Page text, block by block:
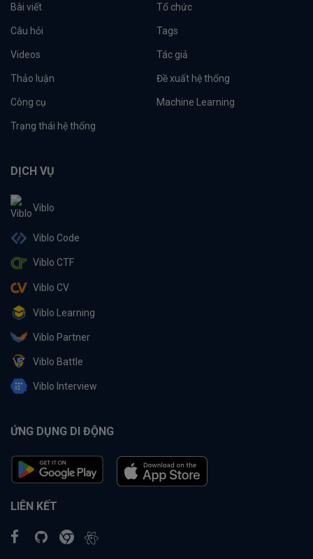
Bài viết Tổ chức
Câu hỏi Tags
Videos Tác giả
Thảo luận Đề xuất hệ thống
Công cụ Machine Learning
Trạng thái hệ thống
DỊCH VỤ
Viblo
Viblo Code
Viblo CTF
Viblo CV
Viblo Learning
Viblo Partner
Viblo Battle
Viblo Interview
ỨNG DỤNG DI ĐỘNG
LIÊN KẾT